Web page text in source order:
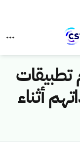
تطبيقات
أثناء